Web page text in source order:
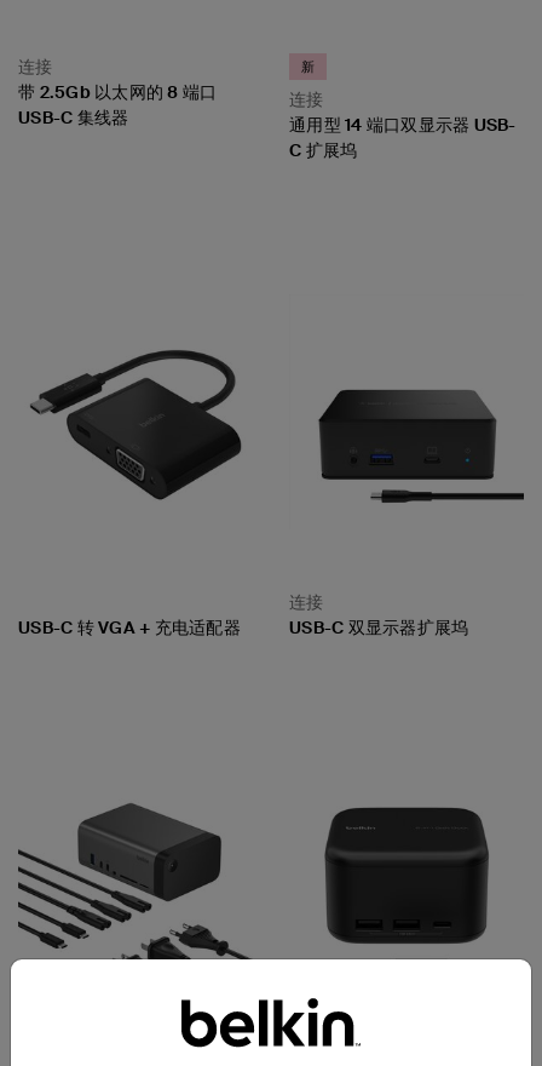
连接
带 2.5Gb 以太网的 8 端口
USB-C 集线器
连接
新
通用型 14 端口双显示器 USB-
C 扩展坞
USB-C 转 VGA + 充电适配器
连接
USB-C 双显示器扩展坞